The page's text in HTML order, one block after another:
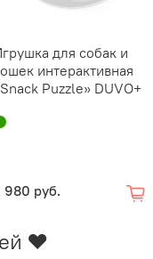
для собак и
интерактивная
Puzzle» DUVO+
980 руб.
❤️